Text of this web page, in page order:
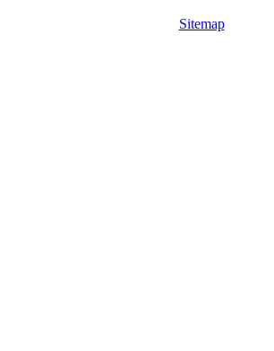
Sitemap